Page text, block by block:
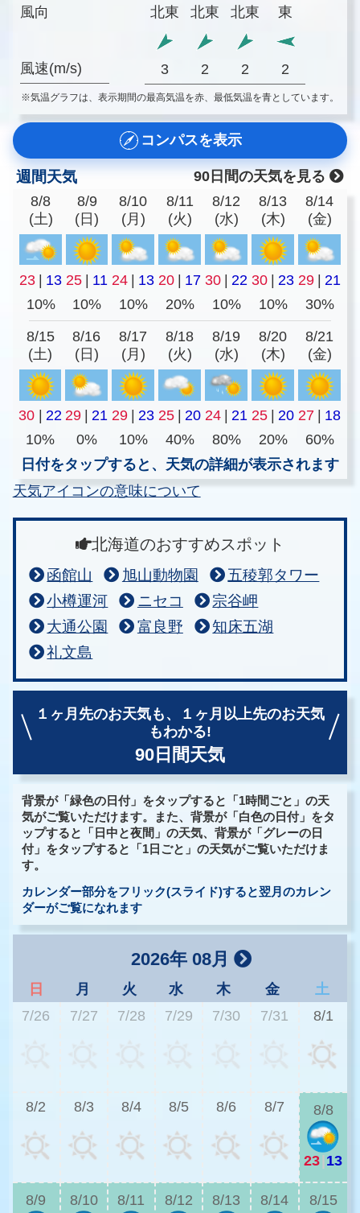
風向
風速(m/s)
北東
北東 北東 東
3 2 2 2
※気温グラフは、表示期間の最高気温を赤、最低気温を青としています。
コンパスを表示
週間天気
90日間の天気を見る
8/8
(土)
8/9
(日)
8/10
(月)
8/11
(火)
8/12
(水)
8/13
(木)
8/14
(金)
23 13 25 11 24 13 20 17 30 22 30 23 29
21
10%
10% 10% 20% 10% 10% 30%
8/15
(土)
8/16
(日)
8/17
(月)
8/18
(火)
8/19
(水)
8/20
(木)
8/21
(金)
30 22 29 21 29 23 25 20 24 21 25 20 27
18
10%
0% 10% 40% 80% 20%
60%
日付をタップすると、天気の詳細が表示されます
天気アイコンの意味について
北海道のおすすめスポット
函館山 旭山動物園
五稜郭タワー
小樽運河
ニセコ
宗谷岬
大通公園
富良野
知床五湖
礼文島
１ヶ月先のお天気も、
１ヶ月以上先のお天気
もわかる!
90日間天気
背景が「緑色の日付」をタップすると「1時間ごと」の天
気がご覧いただけます。また、背景が「白色の日付」をタ
ップすると「日中と夜間」の天気、背景が「グレーの日
付」をタップすると「1日ごと」の天気がご覧いただけま
す。
カレンダー部分をフリック(スライド)すると翌月のカレン
ダーがご覧になれます
2026年 08月
日 月 火 水 木 金
土
7/26
7/27 7/28 7/29 7/30 7/31 8/1
8/2 8/3 8/4 8/5 8/6 8/7 8/8
23|13
8/9 8/10 8/11 8/12 8/13 8/14 8/15